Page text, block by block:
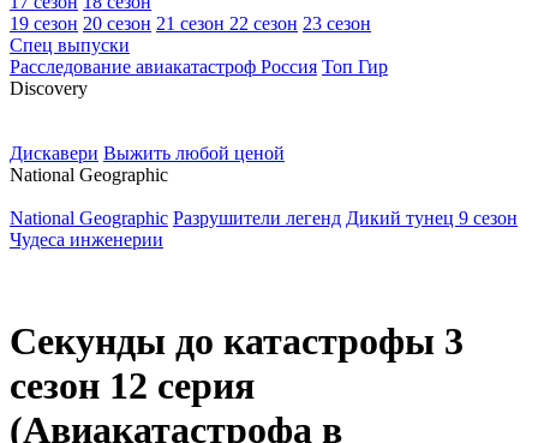
19 сезон 20 сезон 21 сезон 22 сезон 23 сезон
Спец выпуски
Расследование авиакатастроф Россия Топ Гир
Discovery
Дискавери Выжить любой ценой
National Geographic
National Geographic Разрушители легенд Дикий тунец 9 сезон
Чудеса инженерии
Секунды до катастрофы 3
сезон 12 серия
(Авиакатастрофа в